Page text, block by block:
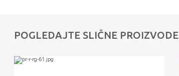
POGLEDAJTE SLIČNE PROIZVODE